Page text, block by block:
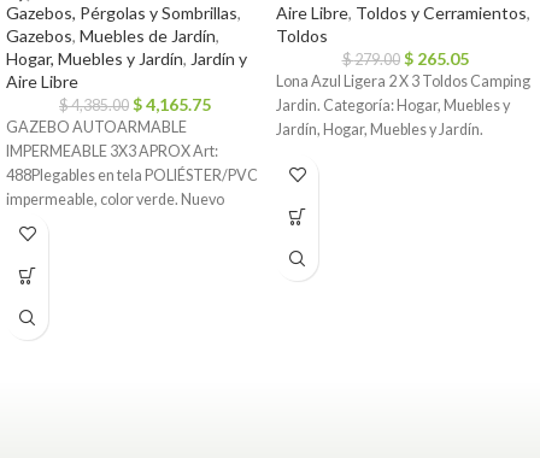
Gazebos, Pérgolas y Sombrillas,
Gazebos, Muebles de Jardín,
Hogar, Muebles y Jardín, Jardín y
Aire Libre
$4,385.00 $4,165.75
GAZEBO AUTOARMABLE
IMPERMEABLE 3X3 APROX Art:
488Plegables en tela POLIÉSTER/PVC
impermeable, color verde. Nuevo
material de estructura antioxidante, en
Aire Libre, Toldos y Cerramientos,
Toldos
$279.00 $ 265.05
Lona Azul Ligera 2 X 3 Toldos Camping
Jardin. Categoría: Hogar, Muebles y
Jardín, Hogar, Muebles y Jardín.